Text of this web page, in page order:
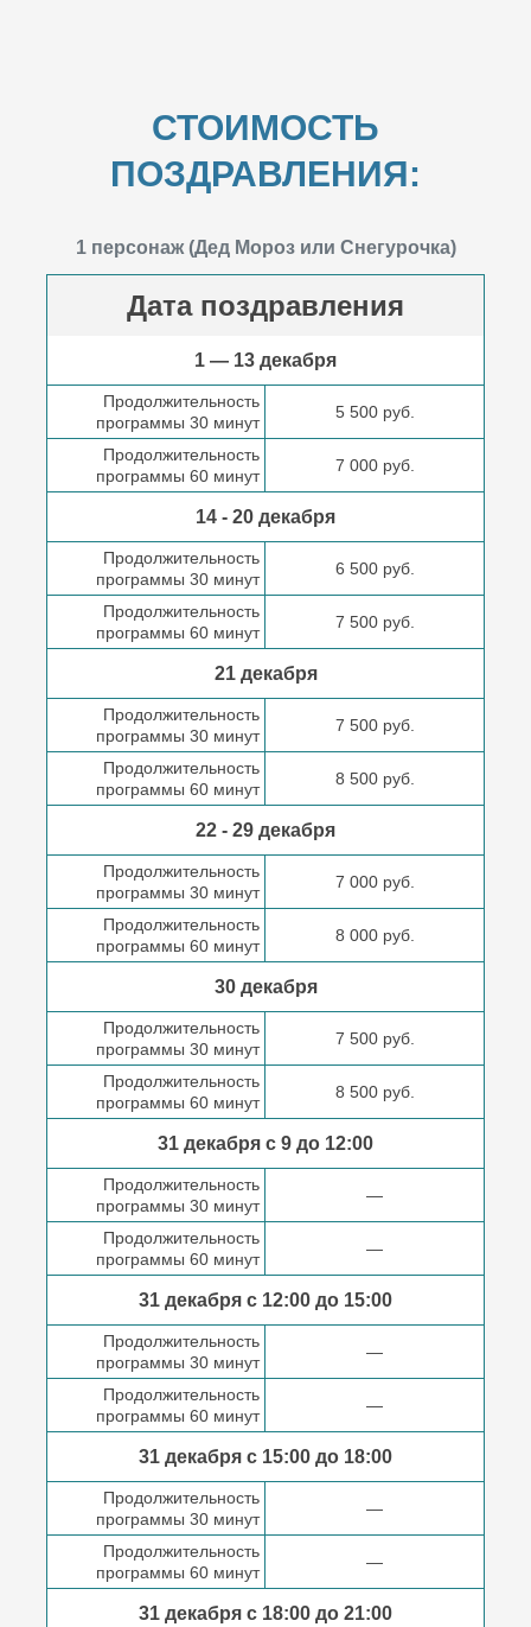
СТОИМОСТЬ
ПОЗДРАВЛЕНИЯ:
1 персонаж (Дед Мороз или Снегурочка)
Дата поздравления
1 — 13 декабря
Продолжительность
программы 30 минут
5 500 руб.
Продолжительность
программы 60 минут
7 000 руб.
14 - 20 декабря
Продолжительность
программы 30 минут
6 500 руб.
Продолжительность
программы 60 минут
7 500 руб.
21 декабря
Продолжительность
программы 30 минут
7 500 руб.
Продолжительность
программы 60 минут
8 500 руб.
22 - 29 декабря
Продолжительность
программы 30 минут
7 000 руб.
Продолжительность
программы 60 минут
8 000 руб.
30 декабря
Продолжительность
программы 30 минут
7 500 руб.
Продолжительность
программы 60 минут
8 500 руб.
31 декабря с 9 до 12:00
Продолжительность
программы 30 минут
—
Продолжительность
программы 60 минут
—
31 декабря с 12:00 до 15:00
Продолжительность
программы 30 минут
—
Продолжительность
программы 60 минут
—
31 декабря с 15:00 до 18:00
Продолжительность
программы 30 минут
—
Продолжительность
программы 60 минут
—
31 декабря с 18:00 до 21:00